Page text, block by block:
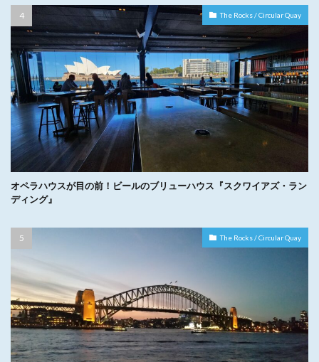
The Rocks / Circular Quay
オペラハウスが目の前！ビールのブリューハウス『スクワイアズ・ラン
ディング』
The Rocks / Circular Quay